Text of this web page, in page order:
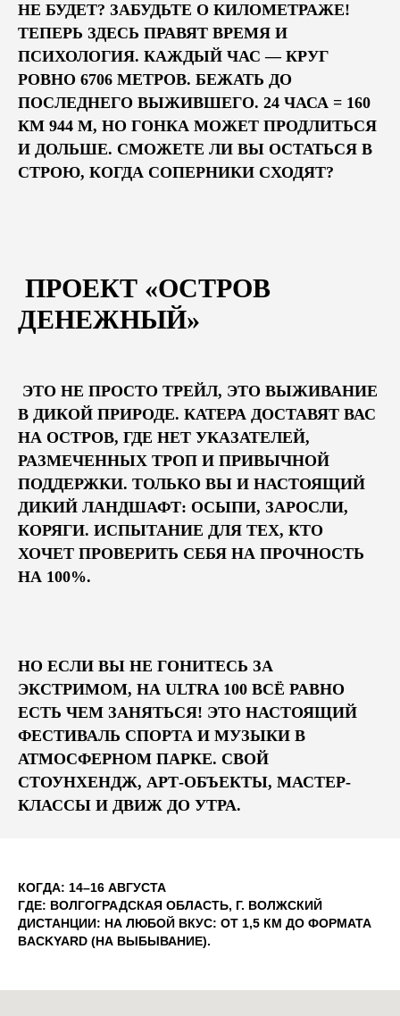
НЕ БУДЕТ? ЗАБУДЬТЕ О КИЛОМЕТРАЖЕ!
ТЕПЕРЬ ЗДЕСЬ ПРАВЯТ ВРЕМЯ И
ПСИХОЛОГИЯ. КАЖДЫЙ ЧАС — КРУГ
РОВНО 6706 МЕТРОВ. БЕЖАТЬ ДО
ПОСЛЕДНЕГО ВЫЖИВШЕГО. 24 ЧАСА = 160
КМ 944 М, НО ГОНКА МОЖЕТ ПРОДЛИТЬСЯ
И ДОЛЬШЕ. СМОЖЕТЕ ЛИ ВЫ ОСТАТЬСЯ В
СТРОЮ, КОГДА СОПЕРНИКИ СХОДЯТ?
ПРОЕКТ «ОСТРОВ
ДЕНЕЖНЫЙ»
ЭТО НЕ ПРОСТО ТРЕЙЛ, ЭТО ВЫЖИВАНИЕ
В ДИКОЙ ПРИРОДЕ. КАТЕРА ДОСТАВЯТ ВАС
НА ОСТРОВ, ГДЕ НЕТ УКАЗАТЕЛЕЙ,
РАЗМЕЧЕННЫХ ТРОП И ПРИВЫЧНОЙ
ПОДДЕРЖКИ. ТОЛЬКО ВЫ И НАСТОЯЩИЙ
ДИКИЙ ЛАНДШАФТ: ОСЫПИ, ЗАРОСЛИ,
КОРЯГИ. ИСПЫТАНИЕ ДЛЯ ТЕХ, КТО
ХОЧЕТ ПРОВЕРИТЬ СЕБЯ НА ПРОЧНОСТЬ
НА 100%.
НО ЕСЛИ ВЫ НЕ ГОНИТЕСЬ ЗА
ЭКСТРИМОМ, НА ULTRA 100 ВСЁ РАВНО
ЕСТЬ ЧЕМ ЗАНЯТЬСЯ! ЭТО НАСТОЯЩИЙ
ФЕСТИВАЛЬ СПОРТА И МУЗЫКИ В
АТМОСФЕРНОМ ПАРКЕ. СВОЙ
СТОУНХЕНДЖ, АРТ-ОБЪЕКТЫ, МАСТЕР-
КЛАССЫ И ДВИЖ ДО УТРА.
КОГДА: 14–16 АВГУСТА
ГДЕ: ВОЛГОГРАДСКАЯ ОБЛАСТЬ, Г. ВОЛЖСКИЙ
ДИСТАНЦИИ: НА ЛЮБОЙ ВКУС: ОТ 1,5 КМ ДО ФОРМАТА
BACKYARD (НА ВЫБЫВАНИЕ).